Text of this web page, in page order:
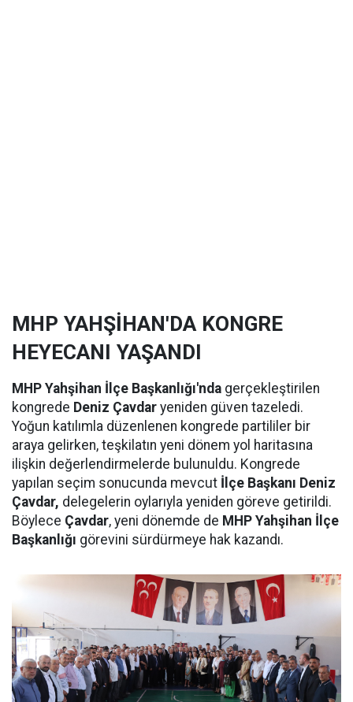
MHP YAHŞİHAN'DA KONGRE
HEYECANI YAŞANDI
MHP Yahşihan İlçe Başkanlığı'nda gerçekleştirilen
kongrede Deniz Çavdar yeniden güven tazeledi.
Yoğun katılımla düzenlenen kongrede partililer bir
araya gelirken, teşkilatın yeni dönem yol haritasına
ilişkin değerlendirmelerde bulunuldu. Kongrede
yapılan seçim sonucunda mevcut İlçe Başkanı Deniz
Çavdar, delegelerin oylarıyla yeniden göreve getirildi.
Böylece Çavdar, yeni dönemde de MHP Yahşihan İlçe
Başkanlığı görevini sürdürmeye hak kazandı.